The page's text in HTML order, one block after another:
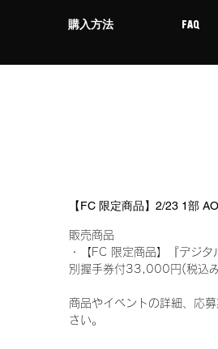
購入方法 FAQ
【FC 限定商品】2/23 1部
販売商品
・【FC 限定商品】『デジ
別握手券付33,000円(税
商品やイベントの詳細、応
さい。